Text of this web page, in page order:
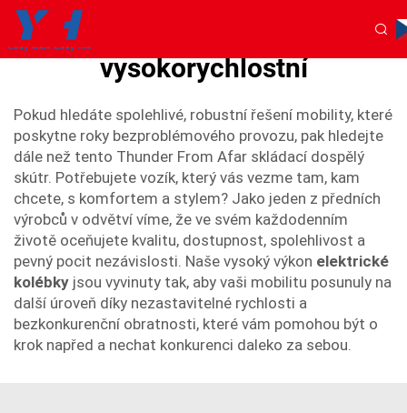
elektrické invalidní kolečko
vysokorychlostní
Pokud hledáte spolehlivé, robustní řešení mobility, které
poskytne roky bezproblémového provozu, pak hledejte
dále než tento Thunder From Afar skládací dospělý
skútr. Potřebujete vozík, který vás vezme tam, kam
chcete, s komfortem a stylem? Jako jeden z předních
výrobců v odvětví víme, že ve svém každodenním
životě oceňujete kvalitu, dostupnost, spolehlivost a
pevný pocit nezávislosti. Naše vysoký výkon elektrické
kolébky jsou vyvinuty tak, aby vaši mobilitu posunuly na
další úroveň díky nezastavitelné rychlosti a
bezkonkurenční obratnosti, které vám pomohou být o
krok napřed a nechat konkurenci daleko za sebou.